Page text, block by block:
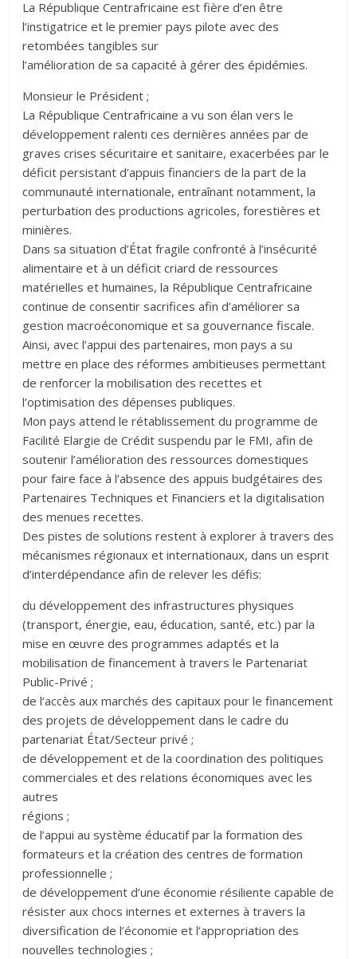
La République Centrafricaine est fière d’en être
l’instigatrice et le premier pays pilote avec des
retombées tangibles sur
l’amélioration de sa capacité à gérer des épidémies.
Monsieur le Président ;
La République Centrafricaine a vu son élan vers le
développement ralenti ces dernières années par de
graves crises sécuritaire et sanitaire, exacerbées par le
déficit persistant d’appuis financiers de la part de la
communauté internationale, entraînant notamment, la
perturbation des productions agricoles, forestières et
minières.
Dans sa situation d’État fragile confronté à l’insécurité
alimentaire et à un déficit criard de ressources
matérielles et humaines, la République Centrafricaine
continue de consentir sacrifices afin d’améliorer sa
gestion macroéconomique et sa gouvernance fiscale.
Ainsi, avec l’appui des partenaires, mon pays a su
mettre en place des réformes ambitieuses permettant
de renforcer la mobilisation des recettes et
l’optimisation des dépenses publiques.
Mon pays attend le rétablissement du programme de
Facilité Elargie de Crédit suspendu par le FMI, afin de
soutenir l’amélioration des ressources domestiques
pour faire face à l’absence des appuis budgétaires des
Partenaires Techniques et Financiers et la digitalisation
des menues recettes.
Des pistes de solutions restent à explorer à travers des
mécanismes régionaux et internationaux, dans un esprit
d’interdépendance afin de relever les défis:
du développement des infrastructures physiques
(transport, énergie, eau, éducation, santé, etc.) par la
mise en œuvre des programmes adaptés et la
mobilisation de financement à travers le Partenariat
Public-Privé ;
de l’accès aux marchés des capitaux pour le financement
des projets de développement dans le cadre du
partenariat État/Secteur privé ;
de développement et de la coordination des politiques
commerciales et des relations économiques avec les
autres
régions ;
de l’appui au système éducatif par la formation des
formateurs et la création des centres de formation
professionnelle ;
de développement d’une économie résiliente capable de
résister aux chocs internes et externes à travers la
diversification de l’économie et l’appropriation des
nouvelles technologies ;